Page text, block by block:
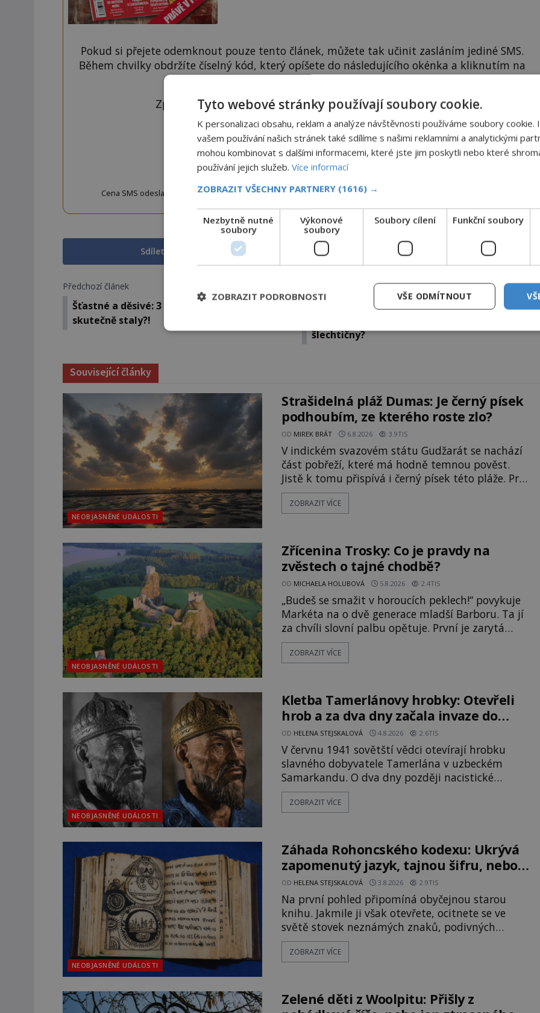
Pokud si přejete odemknout pouze tento článek, můžete tak učinit zasláním jediné SMS.
Během chvilky obdržíte číselný kód, který opíšete do následujícího okénka a kliknutím na
tlačítko jej odemknete.
Zprávu ve tvaru "CTU CLANEK" odešlete na číslo903 33 20.
ODEMKNOUT KÓDEM
Cena SMS odeslané na číslo 9033320 je 20 Kč vč. DPH. Službu technicky zajišťuje Airtoy a.s. Infolinka: 602 777 555,
Sdílet na Facebooku Sdílet na X
Předchozí článek
Šťastné a děsivé: 3 vánoční horory, které se
skutečně staly?!
Temná tragédie ukrajinského hradu Ostroh:
šlechtičny?
Související články
NEOBJASNĚNÉ UDÁLOSTI
Strašidelná pláž Dumas: Je černý písek
podhoubím, ze kterého roste zlo?
OD MIREK BRÁT 6.8.2026 3.9TIS
V indickém svazovém státu Gudžarát se nachází
část pobřeží, které má hodně temnou pověst.
Jistě k tomu přispívá i černý písek této pláže. Proč
má pláž takové netypické zbarvení? Nakolik jsou
pravdivé historky, že zde došlo k
pláž Dumas ve městě Surat. Gu
ZOBRAZIT VÍCE
NEOBJASNĚNÉ UDÁLOSTI
Zřícenina Trosky: Co je pravdy na
zvěstech o tajné chodbě?
OD MICHAELA HOLUBOVÁ 5.8.2026 2.4TIS
„Budeš se smažit v horoucích peklech!“ povykuje
Markéta na o dvě generace mladší Barboru. Ta jí
za chvíli slovní palbu opětuje. První je zarytá
katolička, druhá přesvědčená kališnice. A každá z
nich se usídlí na jedné z věží slavného hradu
manželku má skutečně jistou
ZOBRAZIT VÍCE
NEOBJASNĚNÉ UDÁLOSTI
Kletba Tamerlánovy hrobky: Otevřeli
hrob a za dva dny začala invaze do
SSSR. Náhoda, nebo varování?
OD HELENA STEJSKALOVÁ 4.8.2026 2.6TIS
V červnu 1941 sovětští vědci otevírají hrobku
slavného dobyvatele Tamerlána v uzbeckém
Samarkandu. O dva dny později nacistické
Německo zahajuje operaci Barbarossa a napadá
Sovětský svaz. Shoda dat je natolik zarážející, že
fascinující souhru okolností? Když antropolog
Michail Gerasimov (1907-1970) a
ZOBRAZIT VÍCE
NEOBJASNĚNÉ UDÁLOSTI
Záhada Rohoncského kodexu: Ukrývá
zapomenutý jazyk, tajnou šifru, nebo
mistrovský podvrh?
OD HELENA STEJSKALOVÁ 3.8.2026 2.9TIS
Na první pohled připomíná obyčejnou starou
knihu. Jakmile ji však otevřete, ocitnete se ve
světě stovek neznámých znaků, podivných
ilustrací a textu, který už téměř dvě století
vzdoruje všem pokusům o rozluštění. Rohoncský
napsal, kdy vznikl ani co vlastně vypráví.
Rohoncský kodex se poprvé objevuje v roce
ZOBRAZIT VÍCE
Zelené děti z Woolpitu: Přišly z
Tyto webové stránky používají soubory cookie.
K personalizaci obsahu, reklam a analýze návštěvnosti používáme soubory cookie.
vašem používání našich stránek také sdílíme s našimi reklamními a analytickými
mohou kombinovat s dalšími informacemi, které jste jim poskytli nebo které
používání jejich služeb. Více informací
ZOBRAZIT VŠECHNY PARTNERY (1616) →
Nezbytně nutné
soubory
Výkonové
soubory
Soubory cílení Funkční soubory
VŠE ODMÍTNOUT
ZOBRAZIT PODROBNOSTI